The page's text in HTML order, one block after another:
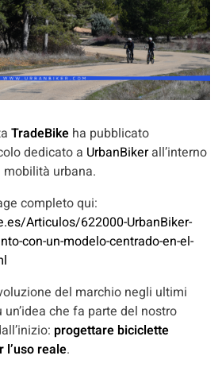
TradeBike ha pubblicato
dedicato a UrbanBikerall’interno
urbana.
completo qui:
Articulos/622000-UrbanBiker-
con-un-modelo-centrado-en-el-
del marchio negli ultimi
che fa parte del nostro
progettare biciclette
reale.